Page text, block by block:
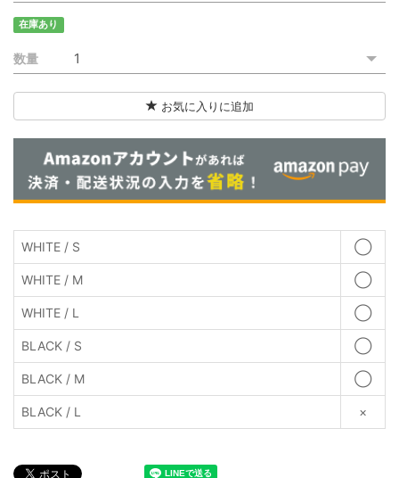
在庫あり
数量
お気に入りに追加
WHITE / S ◯
WHITE / M ◯
WHITE / L ◯
BLACK / S ◯
BLACK / M ◯
BLACK / L ×